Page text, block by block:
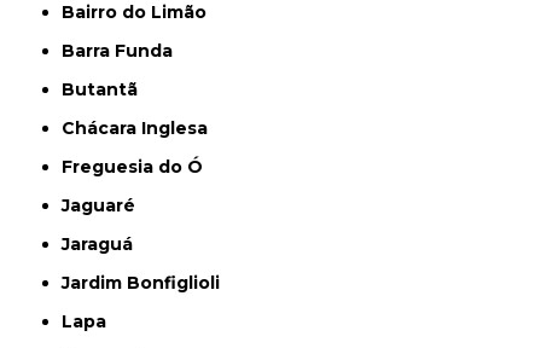
Bairro do Limão
Barra Funda
Butantã
Chácara Inglesa
Freguesia do Ó
Jaguaré
Jaraguá
Jardim Bonfiglioli
Lapa